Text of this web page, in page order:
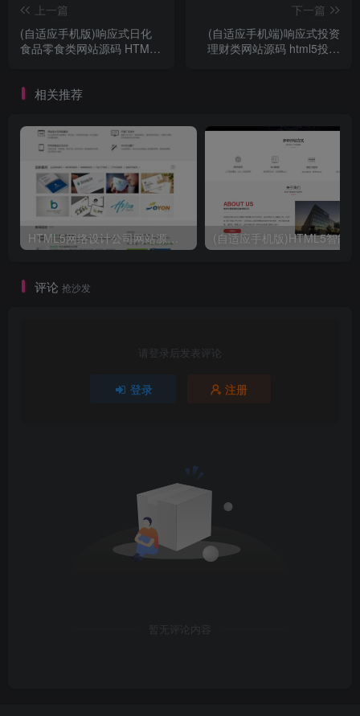
上一篇
(自适应手机版)响应式日化
食品零食类网站源码 HTML5
下一篇
(自适应手机端)响应式投资
理财类网站源码 html5投资
相关推荐
HTML5网络设计公司网站源码 织梦dedecms整站模板
评论 抢沙发
请登录后发表评论
登录 注册
暂无评论内容